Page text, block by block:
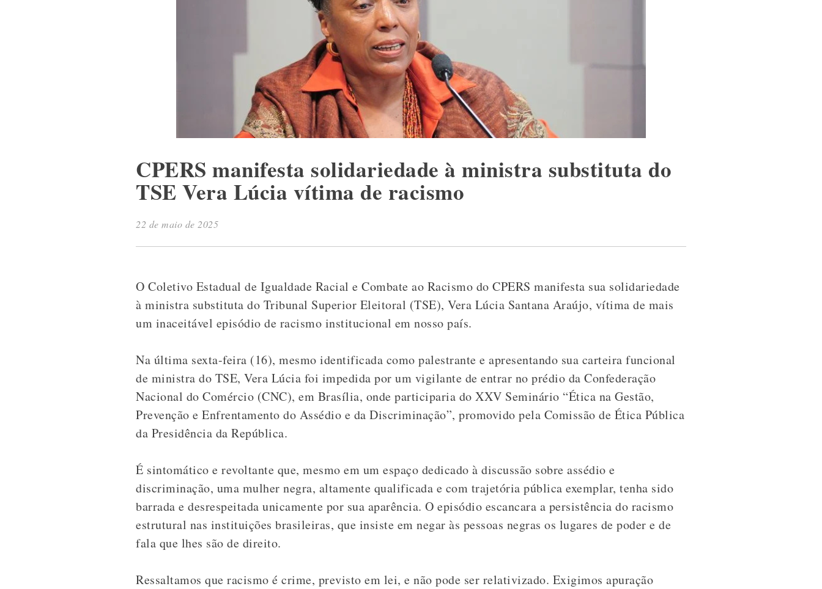
CPERS manifesta solidariedade à ministra substituta do
TSE Vera Lúcia vítima de racismo
22 de maio de 2025
O Coletivo Estadual de Igualdade Racial e Combate ao Racismo do CPERS manifesta sua solidariedade
à ministra substituta do Tribunal Superior Eleitoral (TSE), Vera Lúcia Santana Araújo, vítima de mais
um inaceitável episódio de racismo institucional em nosso país.
Na última sexta-feira (16), mesmo identificada como palestrante e apresentando sua carteira funcional
de ministra do TSE, Vera Lúcia foi impedida por um vigilante de entrar no prédio da Confederação
Nacional do Comércio (CNC), em Brasília, onde participaria do XXV Seminário “Ética na Gestão,
Prevenção e Enfrentamento do Assédio e da Discriminação”, promovido pela Comissão de Ética Pública
da Presidência da República.
É sintomático e revoltante que, mesmo em um espaço dedicado à discussão sobre assédio e
discriminação, uma mulher negra, altamente qualificada e com trajetória pública exemplar, tenha sido
barrada e desrespeitada unicamente por sua aparência. O episódio escancara a persistência do racismo
estrutural nas instituições brasileiras, que insiste em negar às pessoas negras os lugares de poder e de
fala que lhes são de direito.
Ressaltamos que racismo é crime, previsto em lei, e não pode ser relativizado. Exigimos apuração